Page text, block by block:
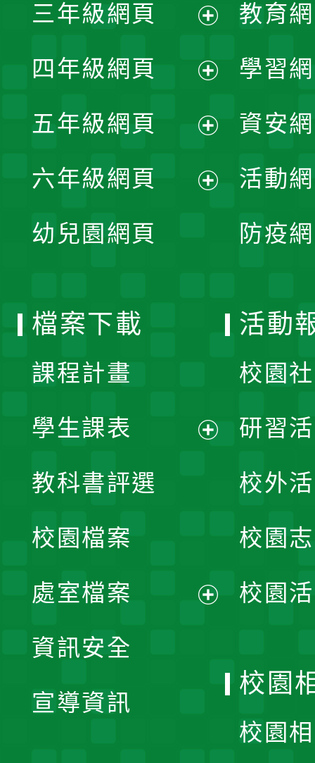
選
單
開
選
單
三年級網頁
開
選
單
四年級網頁
開
選
五年級網頁
開
六年級網頁
幼兒園網頁
教育
學習
資安
活動
防疫
檔案下載
課程計畫
學生課表
單
教科書評選
校園檔案
處室檔案
資訊安全
宣導資訊
活動
校園
研習
校外
校園
校園
校園
校園